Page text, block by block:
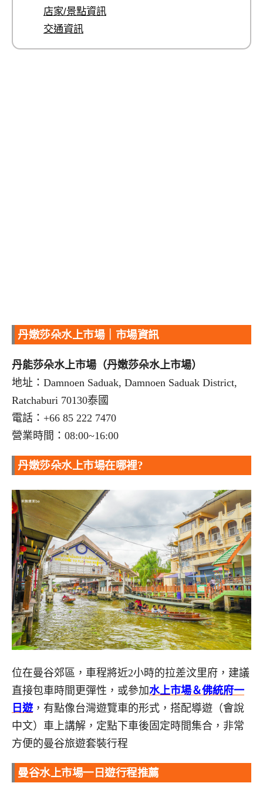
店家/景點資訊
交通資訊
丹嫩莎朵水上市場｜市場資訊
丹能莎朵水上市場（丹嫩莎朵水上市場）
地址：Damnoen Saduak, Damnoen Saduak District,
Ratchaburi 70130泰國
電話：+66 85 222 7470
營業時間：08:00~16:00
丹嫩莎朵水上市場在哪裡?
位在曼谷郊區，車程將近2小時的拉差汶里府，建議
直接包車時間更彈性，或參加水上市場＆佛統府一
日遊 ，有點像台灣遊覽車的形式，搭配導遊（會說
中文）車上講解，定點下車後固定時間集合，非常
方便的曼谷旅遊套裝行程
曼谷水上市場一日遊行程推薦